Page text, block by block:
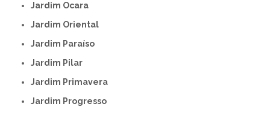
Jardim Ocara
Jardim Oriental
Jardim Paraíso
Jardim Pilar
Jardim Primavera
Jardim Progresso